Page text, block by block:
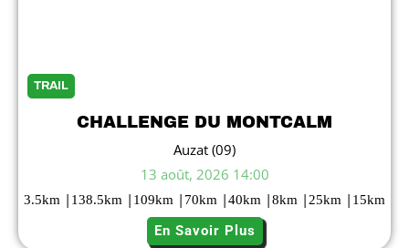
TRAIL
CHALLENGE DU MONTCALM
Auzat (09)
13 août, 2026 14:00
3.5km | 138.5km | 109km | 70km |40km |8km | 25km | 15km
En Savoir Plus